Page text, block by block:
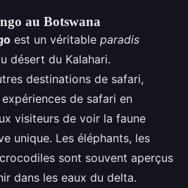
au Botswana
est un véritable paradis
désert du Kalahari.
destinations de safari,
de safari en
visiteurs de voir la faune
unique. Les éléphants, les
sont souvent aperçus
dans les eaux du delta.